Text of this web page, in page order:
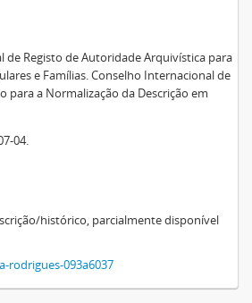
de Registo de Autoridade Arquivística para
e Famílias. Conselho Internacional de
para a Normalização da Descrição em
04.
histórico, parcialmente disponível
093a6037